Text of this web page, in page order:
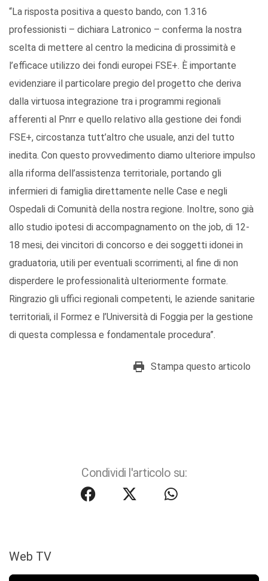
“La risposta positiva a questo bando, con 1.316
professionisti – dichiara Latronico – conferma la nostra
scelta di mettere al centro la medicina di prossimità e
l’efficace utilizzo dei fondi europei FSE+. È importante
evidenziare il particolare pregio del progetto che deriva
dalla virtuosa integrazione tra i programmi regionali
afferenti al Pnrr e quello relativo alla gestione dei fondi
FSE+, circostanza tutt’altro che usuale, anzi del tutto
inedita. Con questo provvedimento diamo ulteriore impulso
alla riforma dell’assistenza territoriale, portando gli
infermieri di famiglia direttamente nelle Case e negli
Ospedali di Comunità della nostra regione. Inoltre, sono già
allo studio ipotesi di accompagnamento on the job, di 12-
18 mesi, dei vincitori di concorso e dei soggetti idonei in
graduatoria, utili per eventuali scorrimenti, al fine di non
disperdere le professionalità ulteriormente formate.
Ringrazio gli uffici regionali competenti, le aziende sanitarie
territoriali, il Formez e l’Università di Foggia per la gestione
di questa complessa e fondamentale procedura”.
Stampa questo articolo
Condividi l'articolo su:
Web TV